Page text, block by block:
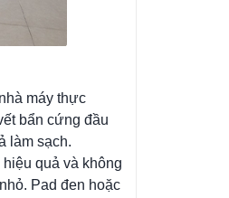
máy thực
bẩn cứng đầu
làm sạch.
quả và không
Pad đen hoặc